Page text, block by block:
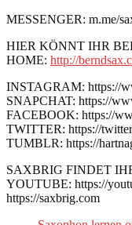
MESSENGER: m.me/
HIER KÖNNT IHR
HOME: http://
INSTAGRAM: https://
SNAPCHAT: https://
FACEBOOK: https://
TWITTER: https://
TUMBLR: https://
SAXBRIG FINDET
YOUTUBE: https://
https://saxbrig.com